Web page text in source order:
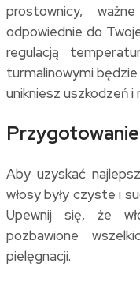
prostownicy,
odpowiednie do
regulacją
turmalinowymi
unikniesz uszkodzeń i
Aby uzyskać
włosy były czyste i
Upewnij się, że
pozbawione
pielęgnacji.